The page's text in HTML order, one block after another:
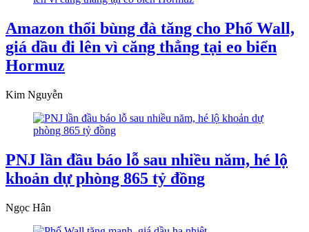
Amazon thổi bùng đà tăng cho Phố Wall,
giá dầu đi lên vì căng thẳng tại eo biển
Hormuz
Kim Nguyễn
PNJ lần đầu báo lỗ sau nhiều năm, hé lộ
khoản dự phòng 865 tỷ đồng
Ngọc Hân